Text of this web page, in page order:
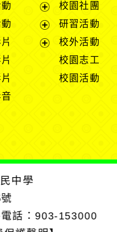
展
選
展
校園社團
研習活動
校外活動
校園志工
校園活動
中學
話：903-153000